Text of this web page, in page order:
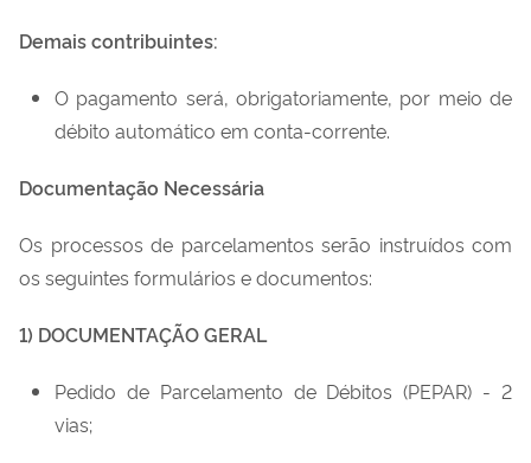
Demais contribuintes:
O pagamento será, obrigatoriamente, por meio de
débito automático em conta-corrente.
Documentação Necessária
Os processos de parcelamentos serão instruídos com
os seguintes formulários e documentos:
1) DOCUMENTAÇÃO GERAL
Pedido de Parcelamento de Débitos (PEPAR) - 2
vias;